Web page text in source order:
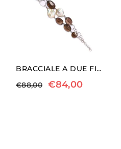
BRACCIALE A DUE FILI IN QUARZO FUMÉ E PERLE
€88,00 €84,00